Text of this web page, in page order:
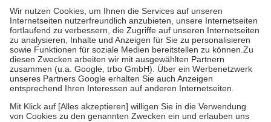
höchstens zehn Euro.
Es sind jedoch nie mehr als die tatsächlichen
Kosten der Leistung zu entrichten.
Diese Regeln gelten grundsätzlich auch für Online-Apotheken.
Bei Heilmitteln und häuslicher Krankenpflege beträgt die
Zuzahlung zehn Prozent der Kosten sowie zehn Euro je
Verordnung.
Um das Engagement der Versicherten für ihre eigene Gesundheit zu
stärken und die besondere Stellung der Familie zu unterstützen,
fallenkeine Zuzahlungenan bei: